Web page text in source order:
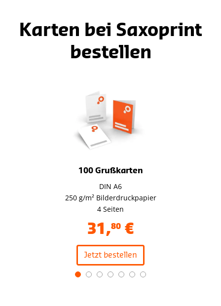
Karten bei Saxoprint
bestellen
100 Grußkarten
DIN A6
250 g/m² Bilderdruckpapier
4 Seiten
31 ,80 €
Jetzt bestellen